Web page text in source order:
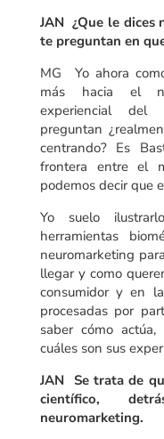
JAN ¿Que le dices
te preguntan en
MG Yo ahora
más hacia el
experiencial del
preguntan
centrando? Es
frontera entre el
podemos decir que
Yo suelo
herramientas
neuromarketing
llegar y como
consumidor y en
procesadas por
saber cómo
cuáles son sus
JAN Se trata de
científico,
neuromarketing.